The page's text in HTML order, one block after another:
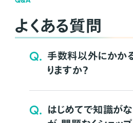
よくある質問
Q. 手数料以外にかか
りますか？
Q. はじめてで知識が